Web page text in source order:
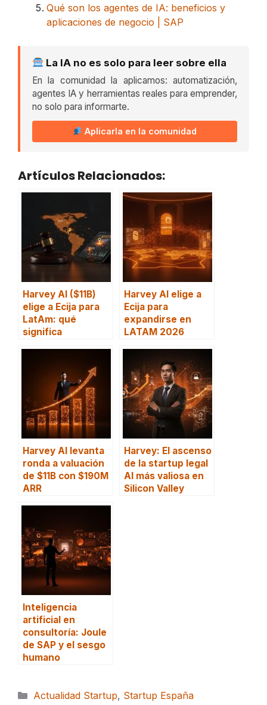
Qué son los agentes de IA: beneficios y
aplicaciones de negocio | SAP
La IA no es solo para leer sobre ella
En la comunidad la aplicamos: automatización,
agentes IA y herramientas reales para emprender,
no solo para informarte.
Aplicarla en la comunidad
Artículos Relacionados:
Harvey AI ($11B)
elige a Ecija para
LatAm: qué
significa
Harvey AI elige a
Ecija para
expandirse en
LATAM 2026
Harvey AI levanta
ronda a valuación
de $11B con $190M
ARR
Harvey: El ascenso
de la startup legal
AI más valiosa en
Silicon Valley
Inteligencia
artificial en
consultoría: Joule
de SAP y el sesgo
humano
Categorías
Actualidad Startup, Startup España